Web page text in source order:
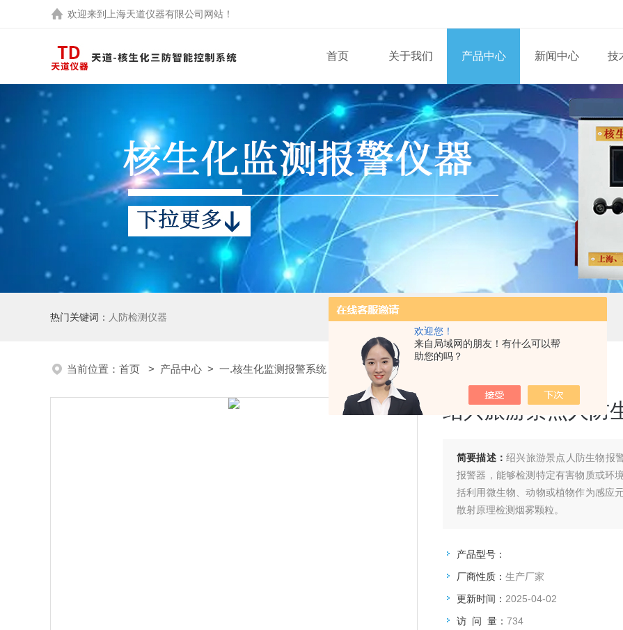
欢迎您！
来自局域网的朋友！有什么可以帮
助您的吗？
欢迎来到 上海天道仪器有限公司 网站！
首页 关于我们 产品中心 新闻中心 技
热门关键词： 人防检测仪器
当前位置： 首页 > 产品中心 > 一.核生化监测报警系统 6.生物报警器
绍兴旅游景点人防
简要描述： 绍兴旅游景点人防生物报
报警器，能够检测特定有害物质或环
括利用微生物、动物或植物作为感应
散射原理检测烟雾颗粒。
产品型号：
厂商性质： 生产厂家
更新时间： 2025-04-02
访 问 量： 734